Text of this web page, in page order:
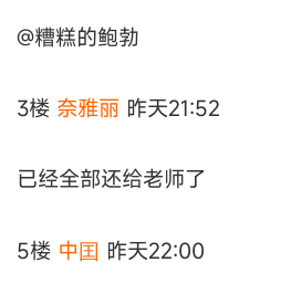
@糟糕的鲍勃
3楼 奈雅丽 昨天21:52
已经全部还给老师了
5楼 中囯 昨天22:00